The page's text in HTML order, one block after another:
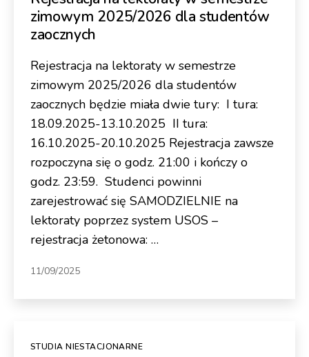
zimowym 2025/2026 dla studentów
zaocznych
Rejestracja na lektoraty w semestrze
zimowym 2025/2026 dla studentów
zaocznych będzie miała dwie tury: I tura:
18.09.2025-13.10.2025 II tura:
16.10.2025-20.10.2025 Rejestracja zawsze
rozpoczyna się o godz. 21:00 i kończy o
godz. 23:59. Studenci powinni
zarejestrować się SAMODZIELNIE na
lektoraty poprzez system USOS –
rejestracja żetonowa: …
11/09/2025
Kategorie
STUDIA NIESTACJONARNE